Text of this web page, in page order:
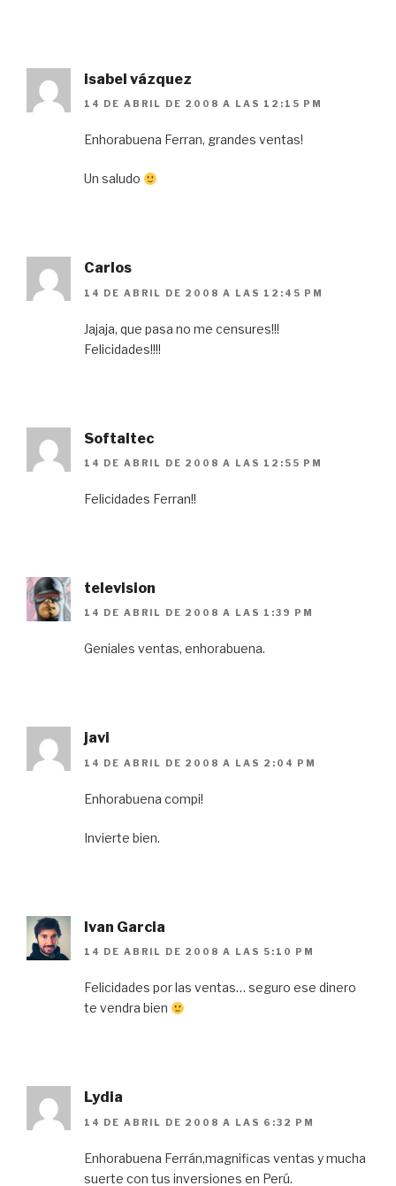
isabel vázquez
14 DE ABRIL DE 2008 A LAS 12:15 PM
Enhorabuena Ferran, grandes ventas!
Un saludo
Carlos
14 DE ABRIL DE 2008 A LAS 12:45 PM
Jajaja, que pasa no me censures!!!
Felicidades!!!!
Softaltec
14 DE ABRIL DE 2008 A LAS 12:55 PM
Felicidades Ferran!!
television
14 DE ABRIL DE 2008 A LAS 1:39 PM
Geniales ventas, enhorabuena.
javi
14 DE ABRIL DE 2008 A LAS 2:04 PM
Enhorabuena compi!
Invierte bien.
Ivan Garcia
14 DE ABRIL DE 2008 A LAS 5:10 PM
Felicidades por las ventas… seguro ese dinero
te vendra bien
Lydia
14 DE ABRIL DE 2008 A LAS 6:32 PM
Enhorabuena Ferrán,magnificas ventas y mucha
suerte con tus inversiones en Perú.